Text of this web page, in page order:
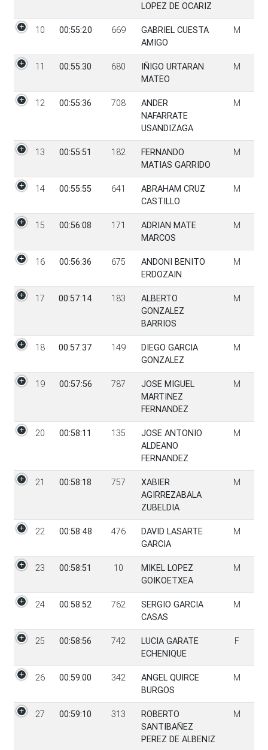
LOPEZ DE OCARIZ
10 00:55:20 669
GABRIEL CUESTA
AMIGO
M
11 00:55:30 680
IÑIGO URTARAN
MATEO
M
12 00:55:36 708
ANDER
NAFARRATE
USANDIZAGA
M
13 00:55:51 182
FERNANDO
MATIAS GARRIDO
M
14 00:55:55 641
ABRAHAM CRUZ
CASTILLO
M
15 00:56:08 171
ADRIAN MATE
MARCOS
M
16 00:56:36 675
ANDONI BENITO
ERDOZAIN
M
17 00:57:14 183
ALBERTO
GONZALEZ
BARRIOS
M
18 00:57:37 149
DIEGO GARCIA
GONZALEZ
M
19 00:57:56 787
JOSE MIGUEL
MARTINEZ
FERNANDEZ
M
20 00:58:11 135
JOSE ANTONIO
ALDEANO
FERNANDEZ
M
21 00:58:18 757
XABIER
AGIRREZABALA
ZUBELDIA
M
22 00:58:48 476
DAVID LASARTE
GARCIA
M
23 00:58:51 10
MIKEL LOPEZ
GOIKOETXEA
M
24 00:58:52 762
SERGIO GARCIA
CASAS
M
25 00:58:56 742
LUCIA GARATE
ECHENIQUE
F
26 00:59:00 342
ANGEL QUIRCE
BURGOS
M
27 00:59:10 313
ROBERTO
SANTIBAÑEZ
PEREZ DE ALBENIZ
M